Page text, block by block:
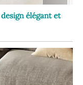
élégant et